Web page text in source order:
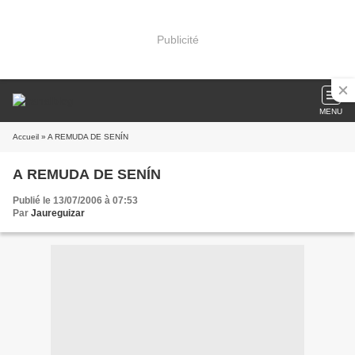
Publicité
MENU
Accueil » A REMUDA DE SENÍN
A REMUDA DE SENÍN
Publié le 13/07/2006 à 07:53
Par Jaureguizar